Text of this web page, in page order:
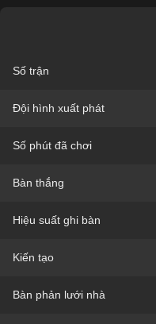
Số trận
Đội hình xuất phát
Số phút đã chơi
Bàn thắng
Hiệu suất ghi bàn
Kiến tạo
Bàn phản lưới nhà